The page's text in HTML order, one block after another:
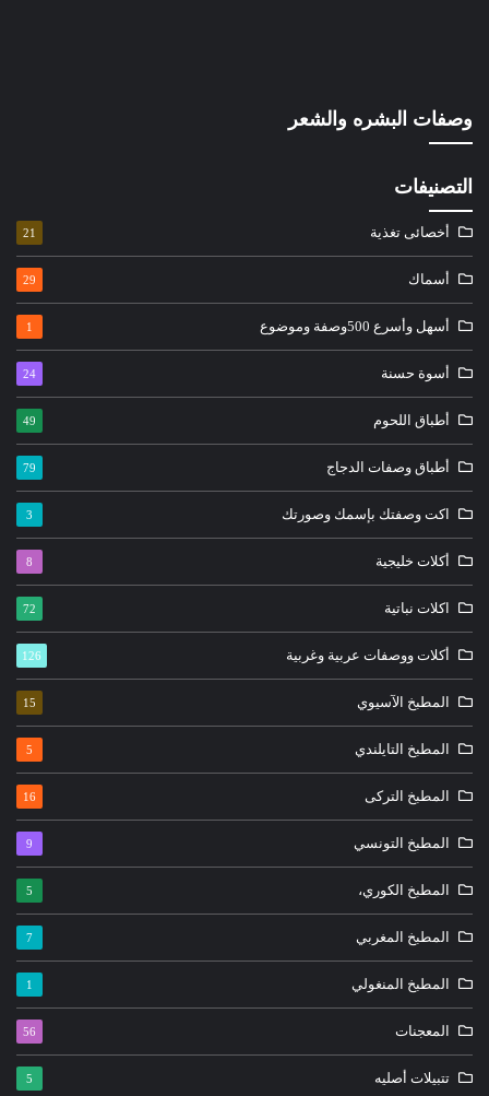
وصفات البشره والشعر
التصنيفات
أخصائى تغذية 21
أسماك 29
أسهل وأسرع 500وصفة وموضوع 1
أسوة حسنة 24
أطباق اللحوم 49
أطباق وصفات الدجاج 79
اكت وصفتك بإسمك وصورتك 3
أكلات خليجية 8
اكلات نباتية 72
أكلات ووصفات عربية وغربية 126
المطبخ الآسيوي 15
المطبخ التايلندي 5
المطبخ التركى 16
المطبخ التونسي 9
المطبخ الكوري، 5
المطبخ المغربي 7
المطبخ المنغولي 1
المعجنات 56
تتبيلات أصليه 5